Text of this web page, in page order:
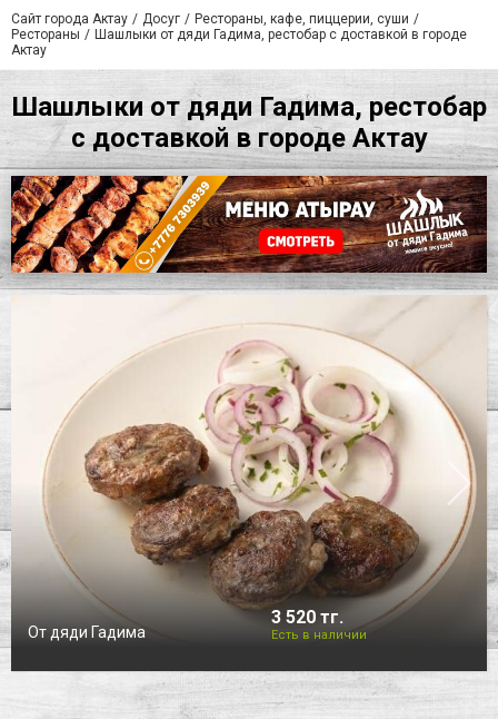
Сайт города Актау Досуг
Рестораны, кафе, пиццерии, суши
Рестораны
Шашлыки от дяди Гадима, рестобар с доставкой в городе
Актау
Шашлыки от дяди Гадима, рестобар
с доставкой в городе Актау
От дяди Гадима
3 520 тг.
Есть в наличии